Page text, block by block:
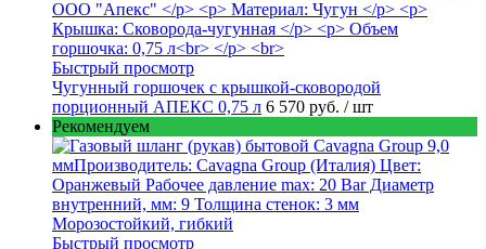
Быстрый просмотр
Чугунный горшочек с крышкой-сковородой
порционный АПЕКС 0,75 л 6 570 руб. / шт
Рекомендуем
Быстрый просмотр